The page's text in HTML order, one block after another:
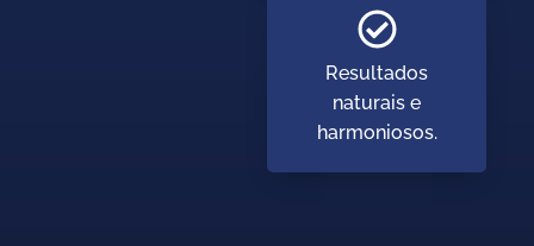
Resultados
naturais e
harmoniosos.